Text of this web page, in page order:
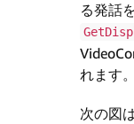
る発話
れます。
次の図